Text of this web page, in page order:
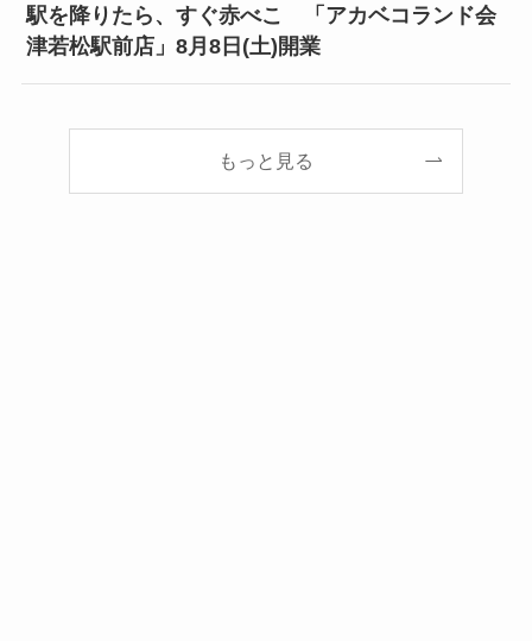
駅を降りたら、すぐ赤べこ 「アカベコランド会
津若松駅前店」8月8日(土)開業
もっと見る